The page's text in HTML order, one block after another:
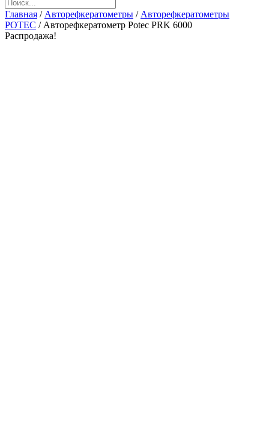
Главная / Авторефкератометры / Авторефкератометры
POTEC / Авторефкератометр Potec PRK 6000
Распродажа!